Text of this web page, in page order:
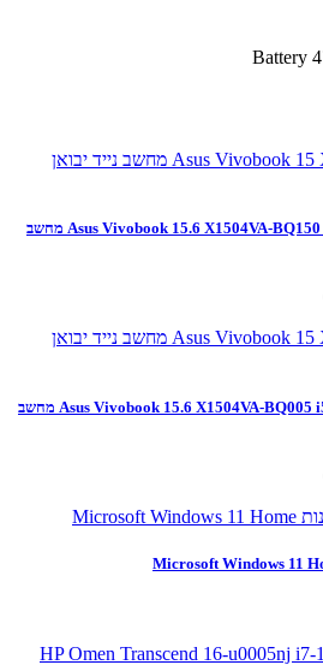
Asus Vivobook 15.6 X1504VA-BQ150 i5-1355U/8GB/512SSD מחשב
Asus Vivobook 15.6 X1504VA-BQ005 i5-1355U/16GB/512SSD מחשב